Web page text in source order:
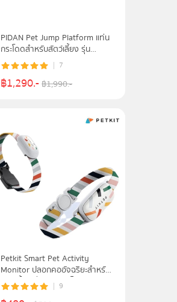
PIDAN Pet Jump Platform แท่น
กระโดดสำหรับสัตว์เลี้ยง รุ่น
DIVING-PLATFORM
7
฿1,290.-฿1,990.-
Petkit Smart Pet Activity
Monitor ปลอกคออัจฉริยะ​สำหรับ​
สัตว์​เลี้ยง​เชื่อมต่อแอปได้
9